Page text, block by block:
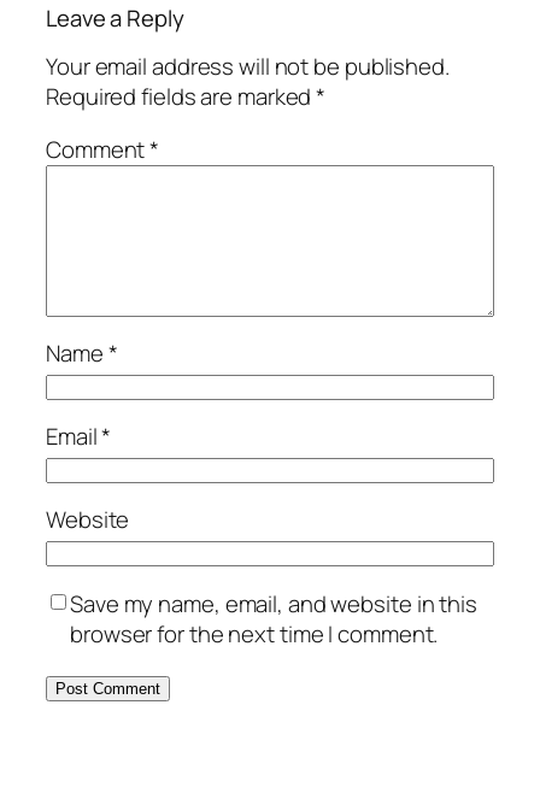
Leave a Reply
Your email address will not be published.
Required fields are marked*
Comment*
Name*
Email*
Website
Save my name, email, and website in this
browser for the next time I comment.